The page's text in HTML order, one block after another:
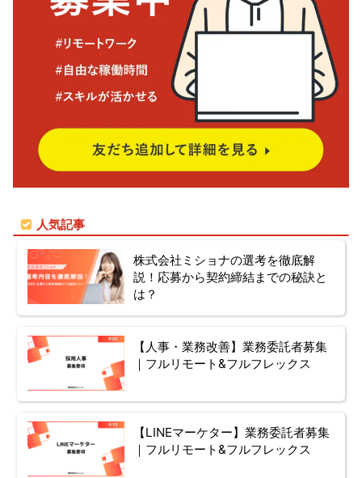
人気記事
株式会社ミショナの選考を徹底解
説！応募から契約締結までの秘訣と
は？
【人事・業務改善】業務委託者募集
｜フルリモート&フルフレックス
【LINEマーケター】業務委託者募集
｜フルリモート&フルフレックス